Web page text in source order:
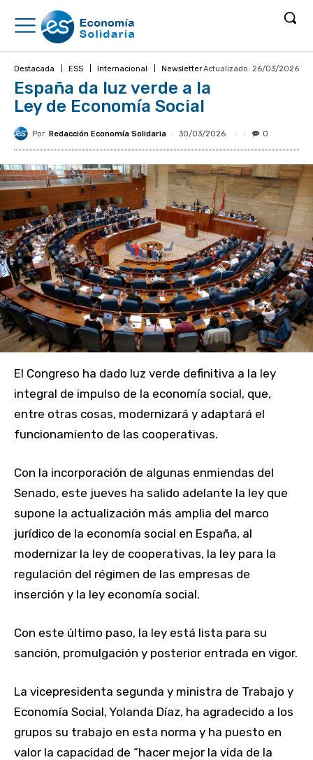
Destacada ESS Internacional NewsletterActualizado: 26/03/2026
España da luz verde a la
Ley de Economía Social
Por Redacción Economía Solidaria 30/03/2026 0
El Congreso ha dado luz verde definitiva a la ley
integral de impulso de la economía social, que,
entre otras cosas, modernizará y adaptará el
funcionamiento de las cooperativas.
Con la incorporación de algunas enmiendas del
Senado, este jueves ha salido adelante la ley que
supone la actualización más amplia del marco
jurídico de la economía social en España, al
modernizar la ley de cooperativas, la ley para la
regulación del régimen de las empresas de
inserción y la ley economía social.
Con este último paso, la ley está lista para su
sanción, promulgación y posterior entrada en vigor.
La vicepresidenta segunda y ministra de Trabajo y
Economía Social, Yolanda Díaz, ha agradecido a los
grupos su trabajo en esta norma y ha puesto en
valor la capacidad de “hacer mejor la vida de la